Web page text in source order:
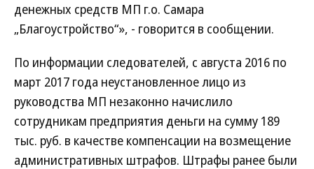
денежных средств МП г.о. Самара
„Благоустройство“», - говорится в сообщении.
По информации следователей, с августа 2016 по
март 2017 года неустановленное лицо из
руководства МП незаконно начислило
сотрудникам предприятия деньги на сумму 189
тыс. руб. в качестве компенсации на возмещение
административных штрафов. Штрафы ранее были